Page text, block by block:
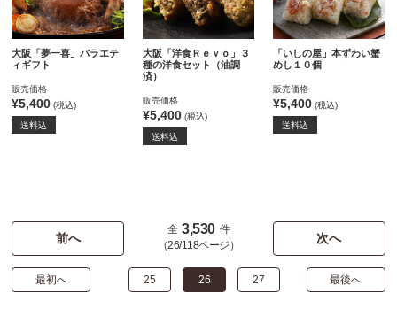
大阪「夢一喜」バラエテ
ィギフト
販売価格
¥5,400 (税込)
送料込
大阪「洋食Ｒｅｖｏ」３
種の洋食セット（油調
済）
販売価格
¥5,400(税込)
送料込
「いしの屋」本ずわい蟹
めし１０個
販売価格
¥5,400 (税込)
送料込
前へ 次へ
全 3,530 件
（26/118ページ）
最初へ 25 26 27 最後へ